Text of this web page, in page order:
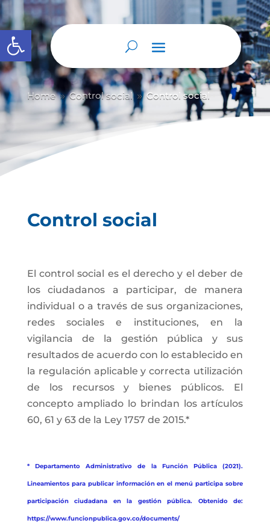
Abrir barra de herramientas
Home 9 Control social 9 Control social
Control social
El control social es el derecho y el deber de
los ciudadanos a participar, de manera
individual o a través de sus organizaciones,
redes sociales e instituciones, en la
vigilancia de la gestión pública y sus
resultados de acuerdo con lo establecido en
la regulación aplicable y correcta utilización
de los recursos y bienes públicos. El
concepto ampliado lo brindan los artículos
60, 61 y 63 de la Ley 1757 de 2015.*
* Departamento Administrativo de la Función Pública (2021).
Lineamientos para publicar información en el menú participa sobre
participación ciudadana en la gestión pública. Obtenido de:
https://www.funcionpublica.gov.co/documents/